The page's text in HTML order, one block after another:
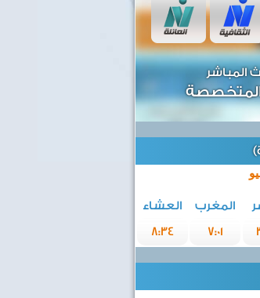
المباشر
المتخصصة
المغرب
العشاء
7:01
8:34